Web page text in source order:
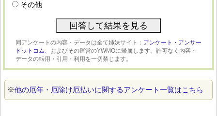
その他
同アンケートの内容・データは全て姉妹サイト： アンケート・アンサー
ドットコム、 およびその運営のYWMOに帰属します。許可なく内容・
データの転用・引用・利用を一切禁じます。
※他の厄年・厄除け厄払いに関するアンケート一覧はこちら